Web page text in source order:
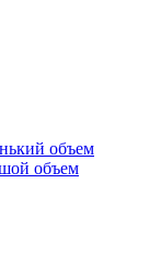
объем
объем